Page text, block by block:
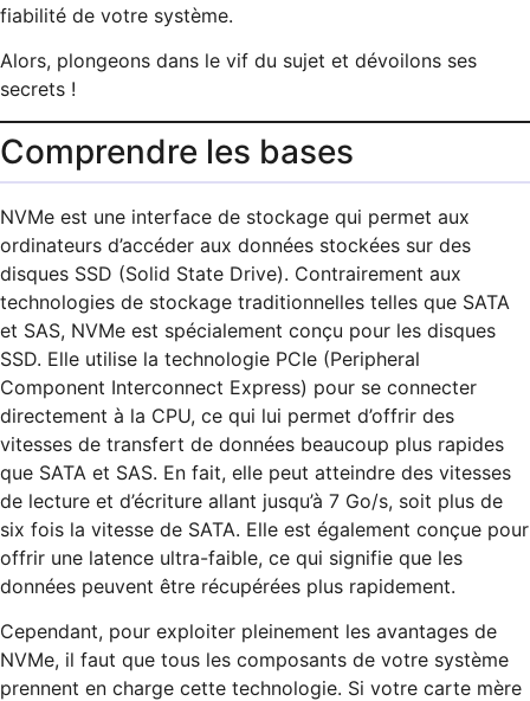
fiabilité de votre système.
Alors, plongeons dans le vif du sujet et dévoilons ses
secrets !
Comprendre les bases
NVMe est une interface de stockage qui permet aux
ordinateurs d’accéder aux données stockées sur des
disques SSD (Solid State Drive). Contrairement aux
technologies de stockage traditionnelles telles que SATA
et SAS, NVMe est spécialement conçu pour les disques
SSD. Elle utilise la technologie PCIe (Peripheral
Component Interconnect Express) pour se connecter
directement à la CPU, ce qui lui permet d’offrir des
vitesses de transfert de données beaucoup plus rapides
que SATA et SAS. En fait, elle peut atteindre des vitesses
de lecture et d’écriture allant jusqu’à 7 Go/s, soit plus de
six fois la vitesse de SATA. Elle est également conçue pour
offrir une latence ultra-faible, ce qui signifie que les
données peuvent être récupérées plus rapidement.
Cependant, pour exploiter pleinement les avantages de
NVMe, il faut que tous les composants de votre système
prennent en charge cette technologie. Si votre carte mère